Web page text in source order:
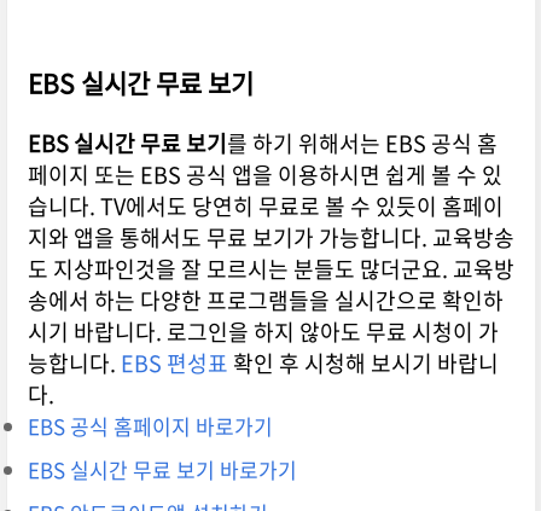
EBS 실시간 무료 보기
EBS 실시간 무료 보기를 하기 위해서는 EBS 공식 홈
페이지 또는 EBS 공식 앱을 이용하시면 쉽게 볼 수 있
습니다. TV에서도 당연히 무료로 볼 수 있듯이 홈페이
지와 앱을 통해서도 무료 보기가 가능합니다. 교육방송
도 지상파인것을 잘 모르시는 분들도 많더군요. 교육방
송에서 하는 다양한 프로그램들을 실시간으로 확인하
시기 바랍니다. 로그인을 하지 않아도 무료 시청이 가
능합니다. EBS 편성표 확인 후 시청해 보시기 바랍니
다.
EBS 공식 홈페이지 바로가기
EBS 실시간 무료 보기 바로가기